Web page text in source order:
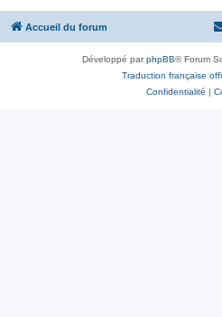
Accueil du forum
Développé parphpBB® Forum
Traduction française
Confidentialité |